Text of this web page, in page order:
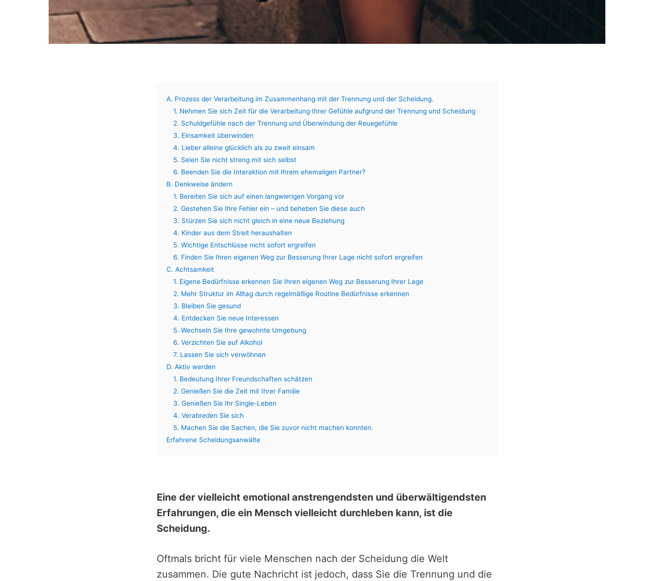
A. Prozess der Verarbeitung im Zusammenhang mit der Trennung und der Scheidung.
1. Nehmen Sie sich Zeit für die Verarbeitung Ihrer Gefühle aufgrund der Trennung und Scheidung
2. Schuldgefühle nach der Trennung und Überwindung der Reuegefühle
3. Einsamkeit überwinden
4. Lieber alleine glücklich als zu zweit einsam
5. Seien Sie nicht streng mit sich selbst
6. Beenden Sie die Interaktion mit Ihrem ehemaligen Partner?
B. Denkweise ändern
1. Bereiten Sie sich auf einen langwierigen Vorgang vor
2. Gestehen Sie Ihre Fehler ein – und beheben Sie diese auch
3. Stürzen Sie sich nicht gleich in eine neue Beziehung
4. Kinder aus dem Streit heraushalten
5. Wichtige Entschlüsse nicht sofort ergreifen
6. Finden Sie Ihren eigenen Weg zur Besserung Ihrer Lage nicht sofort ergreifen
C. Achtsamkeit
1. Eigene Bedürfnisse erkennen Sie Ihren eigenen Weg zur Besserung Ihrer Lage
2. Mehr Struktur im Alltag durch regelmäßige Routine Bedürfnisse erkennen
3. Bleiben Sie gesund
4. Entdecken Sie neue Interessen
5. Wechseln Sie Ihre gewohnte Umgebung
6. Verzichten Sie auf Alkohol
7. Lassen Sie sich verwöhnen
D. Aktiv werden
1. Bedeutung Ihrer Freundschaften schätzen
2. Genießen Sie die Zeit mit Ihrer Familie
3. Genießen Sie Ihr Single-Leben
4. Verabreden Sie sich
5. Machen Sie die Sachen, die Sie zuvor nicht machen konnten.
Erfahrene Scheidungsanwälte
Eine der vielleicht emotional anstrengendsten und überwältigendsten
Erfahrungen, die ein Mensch vielleicht durchleben kann, ist die
Scheidung.
Oftmals bricht für viele Menschen nach der Scheidung die Welt
zusammen. Die gute Nachricht ist jedoch, dass Sie die Trennung und die